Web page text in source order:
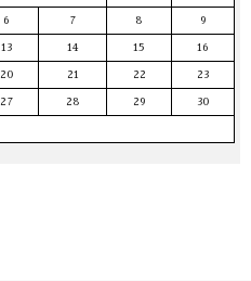
6 7 8 9
13 14 15 16
20 21 22 23
27 28 29 30